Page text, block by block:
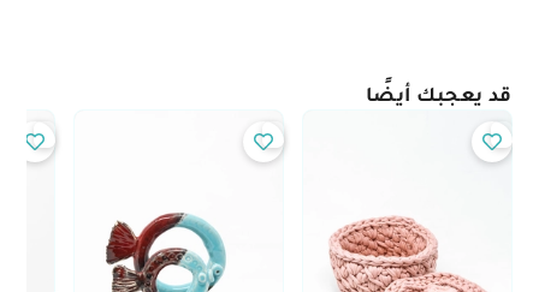
قد يعجبك أيضًا